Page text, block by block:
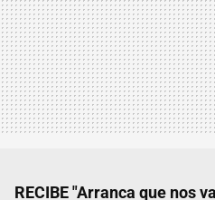
RECIBE "Arranca que nos